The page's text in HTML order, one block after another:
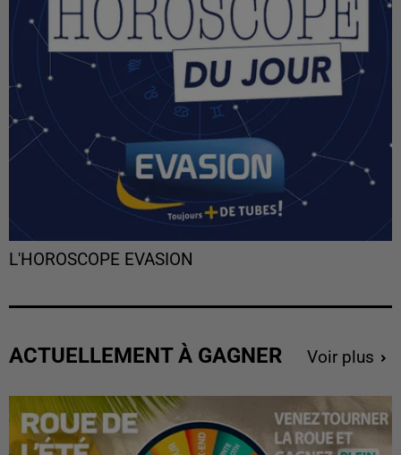
L'HOROSCOPE EVASION
ACTUELLEMENT À GAGNER Voir plus